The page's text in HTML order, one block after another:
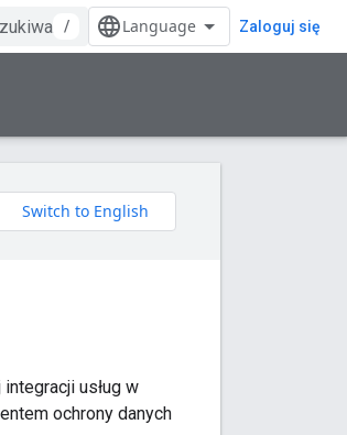
/ Zaloguj się
usług w
ochrony danych